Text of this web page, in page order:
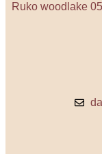
Ruko woodlake